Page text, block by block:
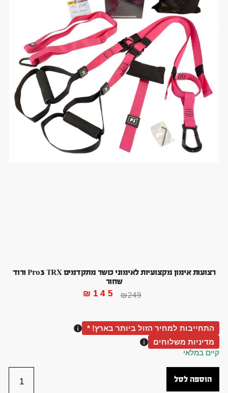
רצועות אימון מקצועיות לאימוני כושר מתקדמים Pro3 TRX ורוד
שחור
₪249
₪ 145
התחייבות למחיר הזול ביותר בארץ! *
מדיניות משלוחים
קיים במלאי
הוספה לסל